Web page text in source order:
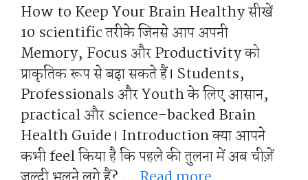
How to Keep Your Brain Healthy सीखें
10 scientific तरीके जिनसे आप अपनी
Memory, Focus और Productivity को
प्राकृतिक रूप से बढ़ा सकते हैं। Students,
Professionals और Youth के लिए आसान,
practical और science-backed Brain
Health Guide। Introduction क्या आपने
कभी feel किया है कि पहले की तुलना में अब चीज़ें